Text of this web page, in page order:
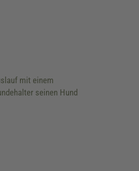
mit einem
seinen Hund